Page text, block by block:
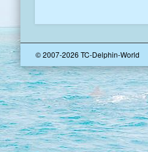
© 2007-2026 TC-Delphin-World